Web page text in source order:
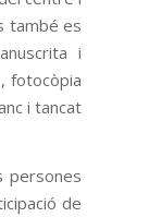
també es
i
fotocòpia
i tancat
persones
de